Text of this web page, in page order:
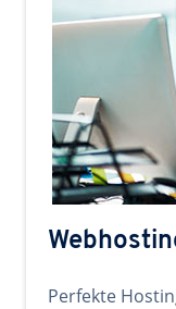
Perfekte